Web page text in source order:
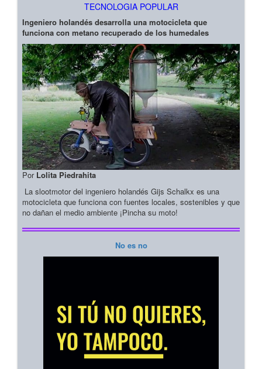
TECNOLOGIA POPULAR
Ingeniero holandés desarrolla una motocicleta que
funciona con metano recuperado de los humedales
Por Lolita Piedrahita
La slootmotor del ingeniero holandés Gijs Schalkx es una
motocicleta que funciona con fuentes locales, sostenibles y que
no dañan el medio ambiente ¡Pincha su moto!
No es no